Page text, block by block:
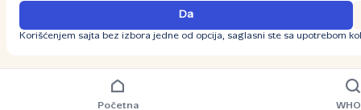
Početna
Da
Korišćenjem sajta bez izbora jedne od opcija, saglasni ste sa upotrebom